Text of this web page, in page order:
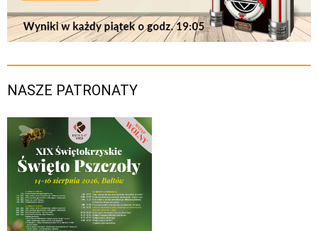
NASZE PATRONATY